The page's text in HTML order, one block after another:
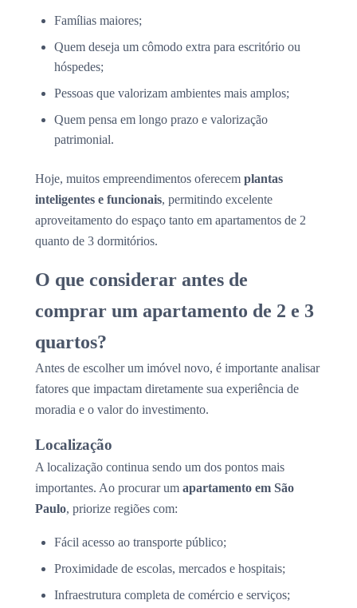
Famílias maiores;
Quem deseja um cômodo extra para escritório ou
hóspedes;
Pessoas que valorizam ambientes mais amplos;
Quem pensa em longo prazo e valorização
patrimonial.
Hoje, muitos empreendimentos oferecem plantas
inteligentes e funcionais, permitindo excelente
aproveitamento do espaço tanto em apartamentos de 2
quanto de 3 dormitórios.
O que considerar antes de
comprar um apartamento de 2 e 3
quartos?
Antes de escolher um imóvel novo, é importante analisar
fatores que impactam diretamente sua experiência de
moradia e o valor do investimento.
Localização
A localização continua sendo um dos pontos mais
importantes. Ao procurar um apartamento em São
Paulo, priorize regiões com:
Fácil acesso ao transporte público;
Proximidade de escolas, mercados e hospitais;
Infraestrutura completa de comércio e serviços;